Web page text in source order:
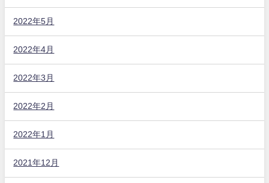
2022年5月
2022年4月
2022年3月
2022年2月
2022年1月
2021年12月